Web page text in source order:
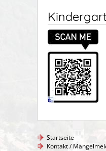
Startseite
Kontakt /